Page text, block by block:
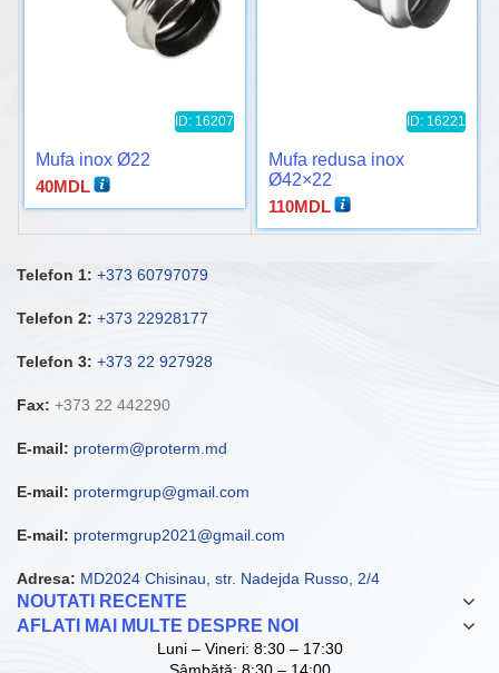
ID: 16207
Mufa inox Ø22
40MDL
ID: 16221
Mufa redusa inox
Ø42×22
110MDL
Telefon 1: +373 60797079
Telefon 2: +373 22928177
Telefon 3: +373 22 927928
Fax: +373 22 442290
E-mail: proterm@proterm.md
E-mail: protermgrup@gmail.com
E-mail: protermgrup2021@gmail.com
Adresa: MD2024 Chisinau, str. Nadejda Russo, 2/4
NOUTATI RECENTE
AFLATI MAI MULTE DESPRE NOI
Luni – Vineri: 8:30 – 17:30
Sâmbătă: 8:30 – 14:00